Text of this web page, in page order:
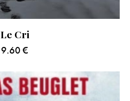
Le Cri
9.60 €